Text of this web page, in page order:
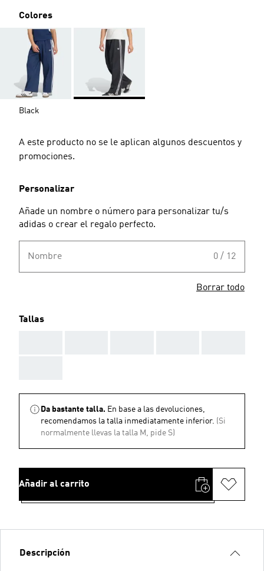
Colores
Black
A este producto no se le aplican algunos descuentos y
promociones.
Personalizar
Añade un nombre o número para personalizar tu/s
adidas o crear el regalo perfecto.
Nombre 0 / 12
Borrar todo
Tallas
Da bastante talla. En base a las devoluciones,
recomendamos la talla inmediatamente inferior. (Si
normalmente llevas la talla M, pide S)
Añadir al carrito
Descripción